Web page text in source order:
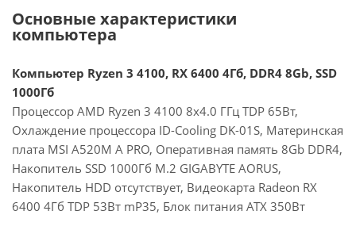
Основные характеристики
компьютера
Компьютер Ryzen 3 4100, RX 6400 4Гб, DDR4 8Gb, SSD
1000Гб
Процессор AMD Ryzen 3 4100 8x4.0 ГГц TDP 65Вт,
Охлаждение процессора ID-Cooling DK-01S, Материнская
плата MSI A520M A PRO, Оперативная память 8Gb DDR4,
Накопитель SSD 1000Гб M.2 GIGABYTE AORUS,
Накопитель HDD отсутствует, Видеокарта Radeon RX
6400 4Гб TDP 53Вт mP35, Блок питания ATX 350Вт